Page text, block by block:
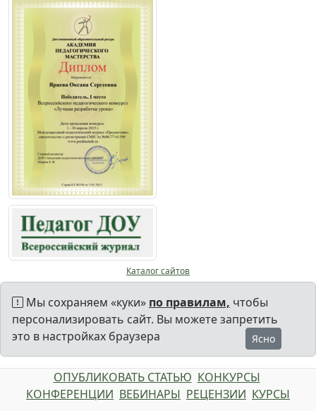
Каталог сайтов
Мы сохраняем «куки» по правилам, чтобы
персонализировать сайт. Вы можете запретить
это в настройках браузера
Ясно
ОПУБЛИКОВАТЬ СТАТЬЮ КОНКУРСЫ
КОНФЕРЕНЦИИ ВЕБИНАРЫ РЕЦЕНЗИИ КУРСЫ